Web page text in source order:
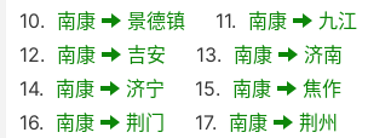
10. 南康 景德镇 11. 南康
九江
12. 南康 吉安 13. 南康
济南
14. 南康 济宁 15. 南康
焦作
16. 南康 荆门 17. 南康
荆州